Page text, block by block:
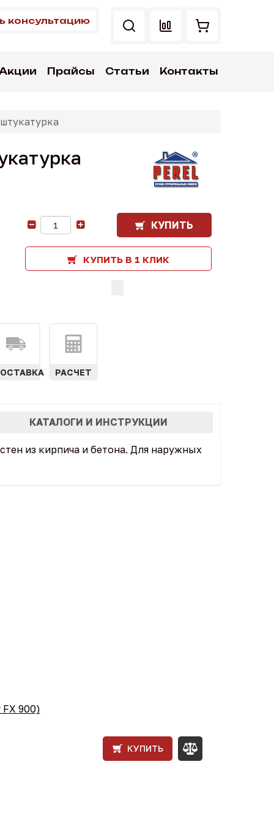
консультацию
Прайсы Статьи Контакты
КУПИТЬ
КУПИТЬ В 1 КЛИК
РАСЧЕТ
КАТАЛОГИ И ИНСТРУКЦИИ
из кирпича и бетона. Для наружных
FX 900)
КУПИТЬ